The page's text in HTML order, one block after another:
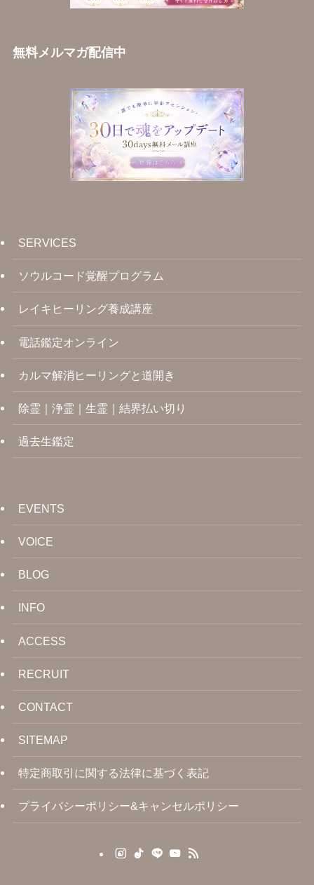
無料メルマガ配信中
SERVICES
ソウルコード覚醒プログラム
レイキヒーリング養成講座
電話鑑定オンライン
カルマ解消ヒーリングと道開き
除霊｜浄霊｜生霊｜結界払い切り
過去生鑑定
EVENTS
VOICE
BLOG
INFO
ACCESS
RECRUIT
CONTACT
SITEMAP
特定商取引に関する法律に基づく表記
プライバシーポリシー&キャンセルポリシー